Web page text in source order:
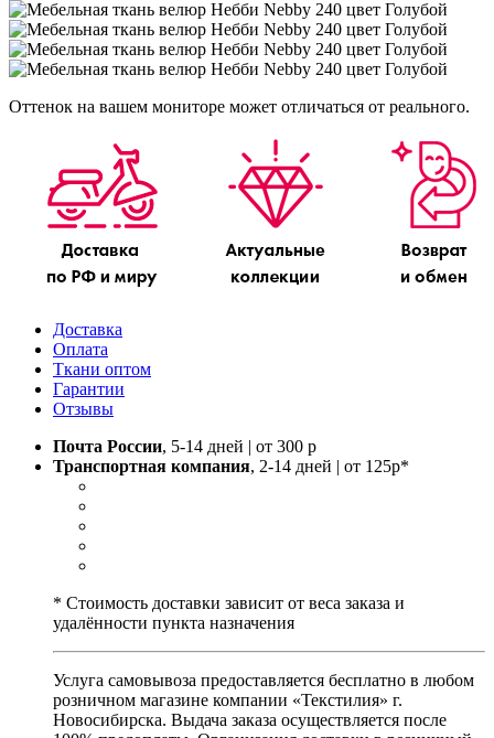
Оттенок на вашем мониторе может отличаться от реального.
Доставка
Оплата
Ткани оптом
Гарантии
Отзывы
Почта России, 5-14 дней | от 300 р
Транспортная компания, 2-14 дней | от 125р*
* Стоимость доставки зависит от веса заказа и
удалённости пункта назначения
Услуга самовывоза предоставляется бесплатно в любом
розничном магазине компании «Текстилия» г.
Новосибирска. Выдача заказа осуществляется после